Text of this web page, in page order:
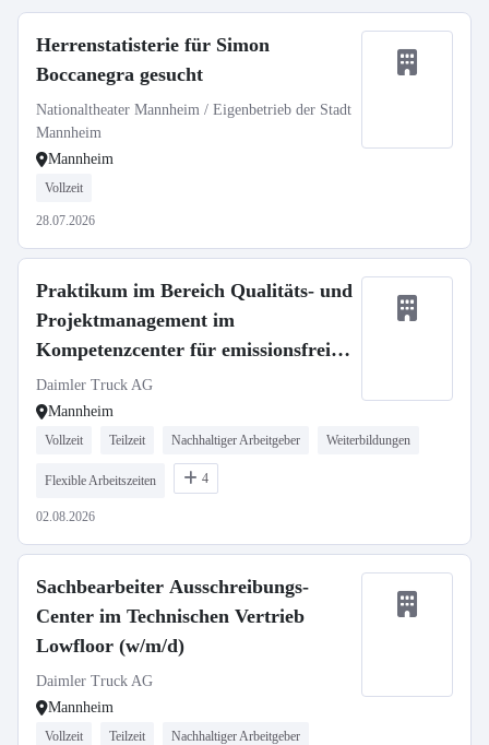
Herrenstatisterie für Simon
Boccanegra gesucht
Nationaltheater Mannheim / Eigenbetrieb der Stadt
Mannheim
Mannheim
Vollzeit
28.07.2026
Praktikum im Bereich Qualitäts- und
Projektmanagement im
Kompetenzcenter für emissionsfreie
Mobilität (KEM) ab Oktober 2026
Daimler Truck AG
Mannheim
Vollzeit Teilzeit Nachhaltiger Arbeitgeber Weiterbildungen
Flexible Arbeitszeiten 4
02.08.2026
Sachbearbeiter Ausschreibungs-
Center im Technischen Vertrieb
Lowfloor (w/m/d)
Daimler Truck AG
Mannheim
Vollzeit Teilzeit Nachhaltiger Arbeitgeber